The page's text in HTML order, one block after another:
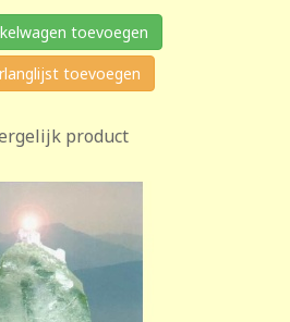
toevoegen
toevoegen
product